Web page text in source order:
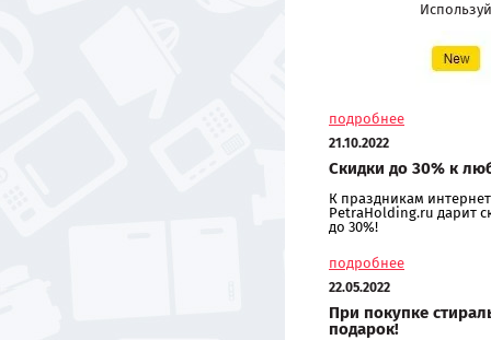
подробнее
21.10.2022
Скидки до 30% к
К праздникам
PetraHolding.ru дарит
до 30%!
подробнее
22.05.2022
При покупке
подарок!